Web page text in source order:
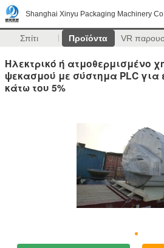
Shanghai Xinyu Packaging Machinery
Σπίτι Προϊόντα VR
Ηλεκτρικό ή ατμοθερμισμένο
ψεκασμού με σύστημα PLC για
κάτω του 5%